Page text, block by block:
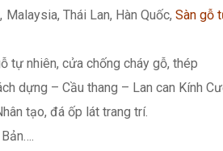
Thái Lan, Hàn Quốc, Sàn gỗ
tự nhiên, cửa chống cháy gỗ, thép
dựng – Cầu thang – Lan can Kính
tạo, đá ốp lát trang trí.